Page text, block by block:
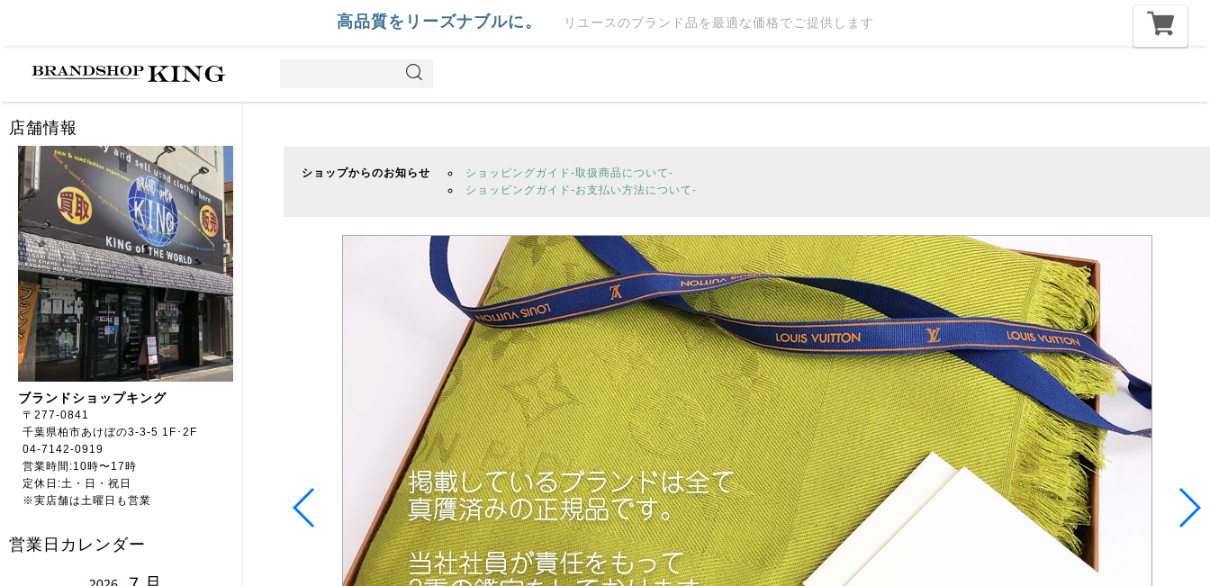
高品質をリーズナブルに。 リユースのブランド品を最適な価格でご提供します
店舗情報
ブランドショップキング
〒277-0841
千葉県柏市あけぼの3-3-5 1F･2F
04-7142-0919
営業時間:10時〜17時
定休日:土・日・祝日
※実店舗は土曜日も営業
営業日カレンダー
ショップからのお知らせ
ショッピングガイド-取扱商品について-
ショッピングガイド-お支払い方法について-